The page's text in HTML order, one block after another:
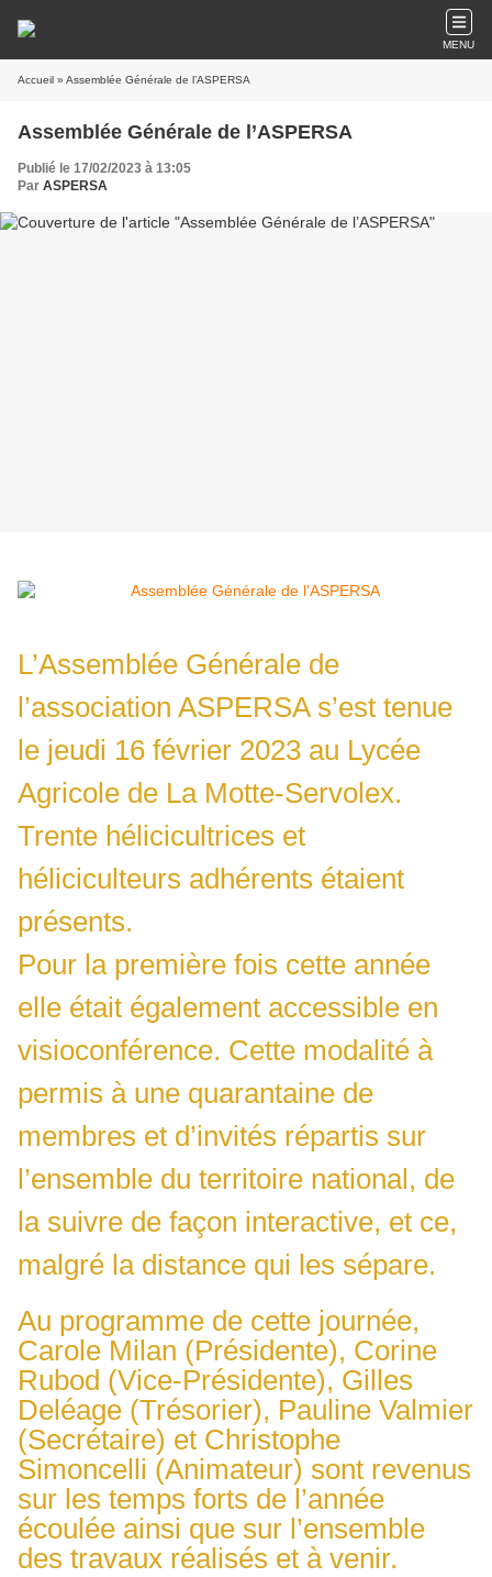
MENU
Accueil » Assemblée Générale de l’ASPERSA
Assemblée Générale de l’ASPERSA
Publié le 17/02/2023 à 13:05
Par ASPERSA
L’Assemblée Générale de
l’association ASPERSA s’est tenue
le jeudi 16 février 2023 au Lycée
Agricole de La Motte-Servolex.
Trente hélicicultrices et
héliciculteurs adhérents étaient
présents.
Pour la première fois cette année
elle était également accessible en
visioconférence. Cette modalité à
permis à une quarantaine de
membres et d’invités répartis sur
l’ensemble du territoire national, de
la suivre de façon interactive, et ce,
malgré la distance qui les sépare.
Au programme de cette journée,
Carole Milan (Présidente), Corine
Rubod (Vice-Présidente), Gilles
Deléage (Trésorier), Pauline Valmier
(Secrétaire) et Christophe
Simoncelli (Animateur) sont revenus
sur les temps forts de l’année
écoulée ainsi que sur l’ensemble
des travaux réalisés et à venir.